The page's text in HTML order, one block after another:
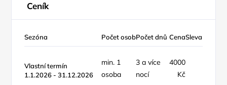
Ceník
Sezóna Počet osobPočet dnů CenaSleva %
Vlastní termín
1.1.2026 - 31.12.2026
min. 1
osoba
3 a více
nocí
4000
Kč